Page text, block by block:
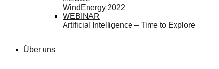
WindEnergy 2022
WEBINAR
Artificial Intelligence – Time to Explore
Über uns